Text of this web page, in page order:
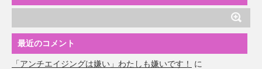
最近のコメント
「アンチエイジングは嫌い」わたしも嫌いです！
に